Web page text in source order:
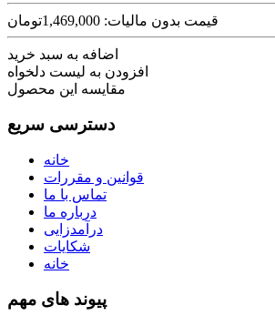
قیمت بدون مالیات: 1,469,000تومان
اضافه به سبد خرید
افزودن به لیست دلخواه
مقایسه این محصول
دسترسی سریع
خانه
قوانین و مقررات
تماس با ما
درباره ما
درآمدزایی
شکایات
خانه
پیوند های مهم